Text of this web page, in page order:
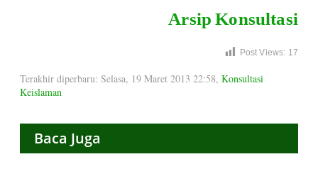
Arsip Konsultasi
Post Views: 17
Terakhir diperbaru: Selasa, 19 Maret 2013 22:58, Konsultasi
Keislaman
Baca Juga